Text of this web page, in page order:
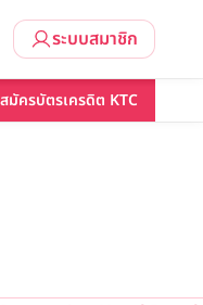
ระบบสมาชิก
สมัครบัตรเครดิต KTC